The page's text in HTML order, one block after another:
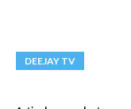
DEEJAY TV